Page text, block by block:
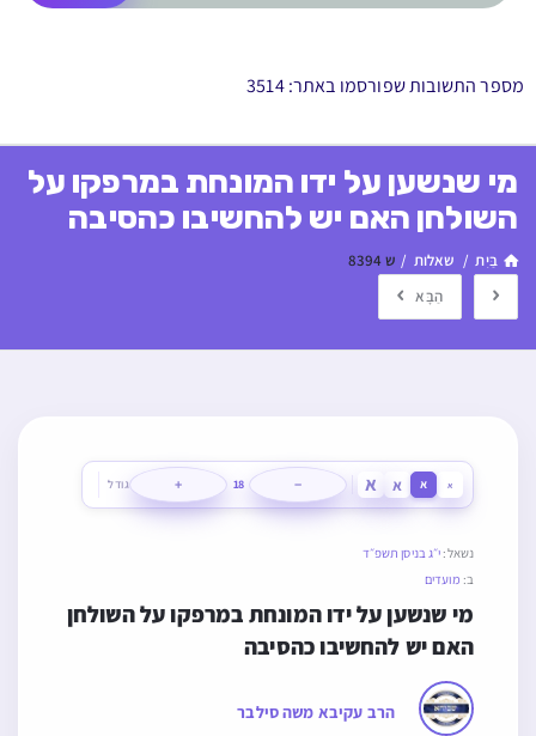
מספר התשובות שפורסמו באתר: 3514
מי שנשען על ידו המונחת במרפקו על
השולחן האם יש להחשיבו כהסיבה
בַּיִת / שאלות / ש 8394
הַבָּא
א א א א −
18
+ גודל
נשאל: י״ג בניסן תשפ״ד
ב: מועדים
האם יש להחשיבו כהסיבה
הרב עקיבא משה סילבר